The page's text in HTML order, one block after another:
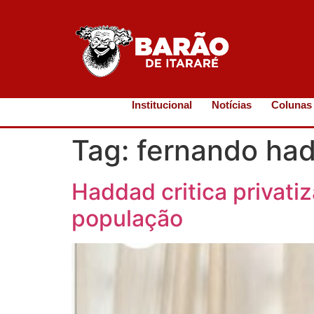
Institucional Notícias Colunas
Tag: fernando
Haddad critica
população